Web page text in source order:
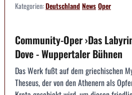
Kategorien:DeutschlandNewsOper
Community-Oper ›Das
Dove - Wuppertaler Bühnen
Das Werk fußt auf dem griechischen
Theseus, der von den Athenern als